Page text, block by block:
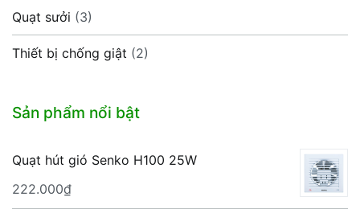
Quạt sưởi (3)
Thiết bị chống giật (2)
Sản phẩm nổi bật
Quạt hút gió Senko H100 25W
222.000₫